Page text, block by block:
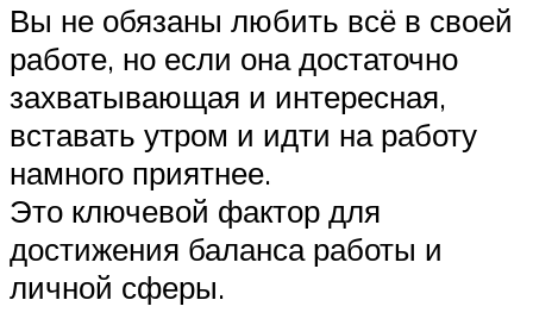
Вы не обязаны любить всё в своей
работе, но если она достаточно
захватывающая и интересная,
вставать утром и идти на работу
намного приятнее.
Это ключевой фактор для
достижения баланса работы и
личной сферы.